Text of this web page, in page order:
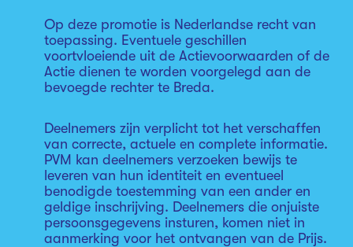
Op deze promotie is Nederlandse recht van
toepassing. Eventuele geschillen
voortvloeiende uit de Actievoorwaarden of de
Actie dienen te worden voorgelegd aan de
bevoegde rechter te Breda.
Deelnemers zijn verplicht tot het verschaffen
van correcte, actuele en complete informatie.
PVM kan deelnemers verzoeken bewijs te
leveren van hun identiteit en eventueel
benodigde toestemming van een ander en
geldige inschrijving. Deelnemers die onjuiste
persoonsgegevens insturen, komen niet in
aanmerking voor het ontvangen van de Prijs.